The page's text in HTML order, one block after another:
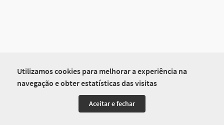
Utilizamos cookies para melhorar a experiência na
navegação e obter estatísticas das visitas
Aceitar e fechar